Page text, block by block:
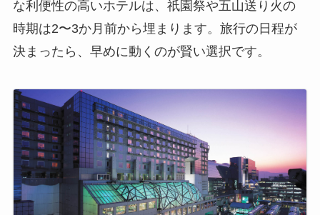
な利便性の高いホテルは、祇園祭や五山送り火の
時期は2〜3か月前から埋まります。旅行の日程が
決まったら、早めに動くのが賢い選択です。